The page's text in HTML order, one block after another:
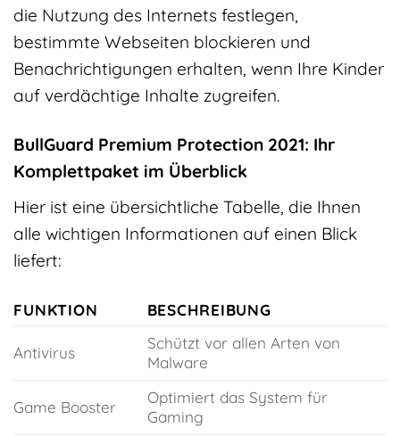
die Nutzung des Internets festlegen,
bestimmte Webseiten blockieren und
Benachrichtigungen erhalten, wenn Ihre Kinder
auf verdächtige Inhalte zugreifen.
BullGuard Premium Protection 2021: Ihr
Komplettpaket im Überblick
Hier ist eine übersichtliche Tabelle, die Ihnen
alle wichtigen Informationen auf einen Blick
liefert:
FUNKTION BESCHREIBUNG
Antivirus
Schützt vor allen Arten von
Malware
Game Booster
Optimiert das System für
Gaming